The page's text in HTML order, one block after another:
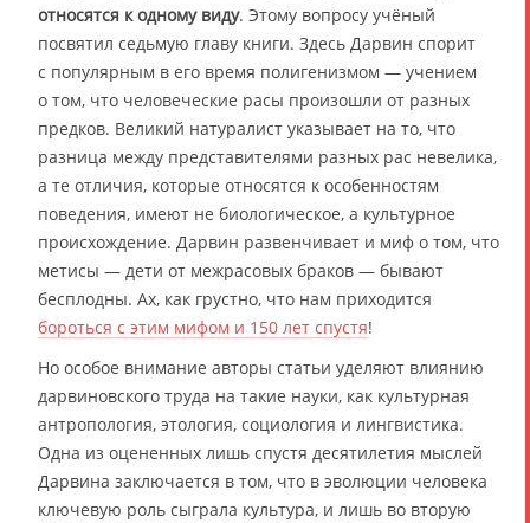
относятся к одному виду. Этому вопросу учёный
посвятил седьмую главу книги. Здесь Дарвин спорит
с популярным в его время полигенизмом — учением
о том, что человеческие расы произошли от разных
предков. Великий натуралист указывает на то, что
разница между представителями разных рас невелика,
а те отличия, которые относятся к особенностям
поведения, имеют не биологическое, а культурное
происхождение. Дарвин развенчивает и миф о том, что
метисы — дети от межрасовых браков — бывают
бесплодны. Ах, как грустно, что нам приходится
бороться с этим мифом и 150 лет спустя!
Но особое внимание авторы статьи уделяют влиянию
дарвиновского труда на такие науки, как культурная
антропология, этология, социология и лингвистика.
Одна из оцененных лишь спустя десятилетия мыслей
Дарвина заключается в том, что в эволюции человека
ключевую роль сыграла культура, и лишь во вторую